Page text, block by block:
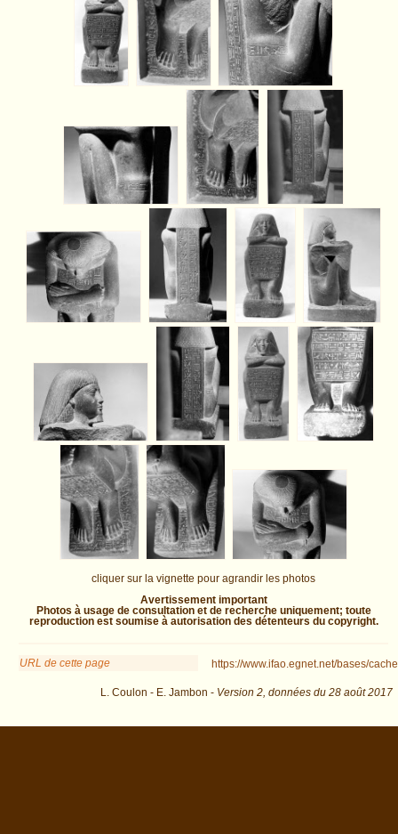
cliquer sur la vignette pour agrandir les photos
Avertissement important
Photos à usage de consultation et de recherche uniquement; toute
reproduction est soumise à autorisation des détenteurs du copyright.
URL de cette page https://www.ifao.egnet.net/bases/
L. Coulon - E. Jambon - Version 2, données du 28 août 2017